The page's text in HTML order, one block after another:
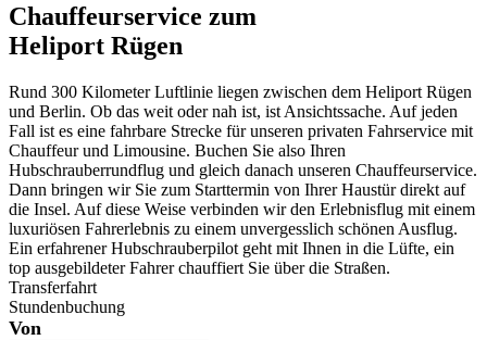
Chauffeurservice zum
Heliport Rügen
Rund 300 Kilometer Luftlinie liegen zwischen dem Heliport Rügen
und Berlin. Ob das weit oder nah ist, ist Ansichtssache. Auf jeden
Fall ist es eine fahrbare Strecke für unseren privaten Fahrservice mit
Chauffeur und Limousine. Buchen Sie also Ihren
Hubschrauberrundflug und gleich danach unseren Chauffeurservice.
Dann bringen wir Sie zum Starttermin von Ihrer Haustür direkt auf
die Insel. Auf diese Weise verbinden wir den Erlebnisflug mit einem
luxuriösen Fahrerlebnis zu einem unvergesslich schönen Ausflug.
Ein erfahrener Hubschrauberpilot geht mit Ihnen in die Lüfte, ein
top ausgebildeter Fahrer chauffiert Sie über die Straßen.
Transferfahrt
Stundenbuchung
Von